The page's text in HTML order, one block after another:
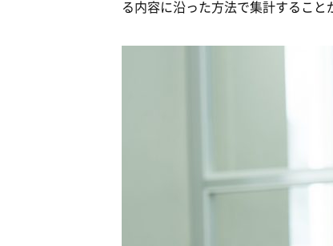
る内容に沿った方法で集計すること